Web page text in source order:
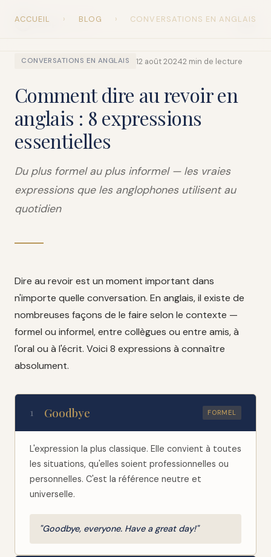
Snap English
ACCUEIL › BLOG › CONVERSATIONS EN ANGLAIS
CONVERSATIONS EN ANGLAIS 12 août 20242 min de lecture
Comment dire au revoir en
anglais : 8 expressions
essentielles
Du plus formel au plus informel — les vraies
expressions que les anglophones utilisent au
quotidien
Dire au revoir est un moment important dans
n'importe quelle conversation. En anglais, il existe de
nombreuses façons de le faire selon le contexte —
formel ou informel, entre collègues ou entre amis, à
l'oral ou à l'écrit. Voici 8 expressions à connaître
absolument.
1 Goodbye FORMEL
L'expression la plus classique. Elle convient à toutes
les situations, qu'elles soient professionnelles ou
personnelles. C'est la référence neutre et
universelle.
"Goodbye, everyone. Have a great day!"